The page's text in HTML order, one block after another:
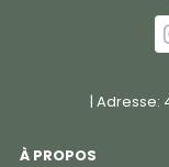
| Adresse:
À PROPOS